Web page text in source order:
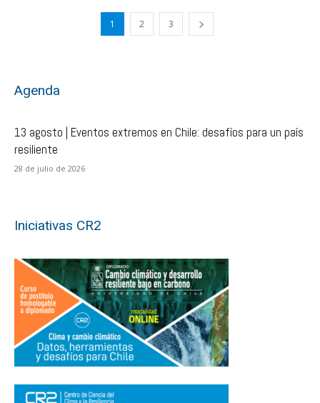
1 2 3
Agenda
13 agosto | Eventos extremos en Chile: desafíos para un país
resiliente
28 de julio de 2026
Iniciativas CR2